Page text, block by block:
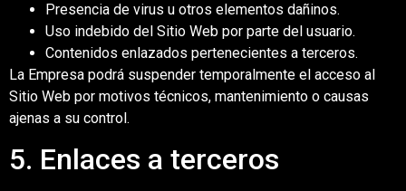
Presencia de virus u otros elementos dañinos.
Uso indebido del Sitio Web por parte del usuario.
Contenidos enlazados pertenecientes a terceros.
La Empresa podrá suspender temporalmente el acceso al
Sitio Web por motivos técnicos, mantenimiento o causas
ajenas a su control.
5. Enlaces a terceros